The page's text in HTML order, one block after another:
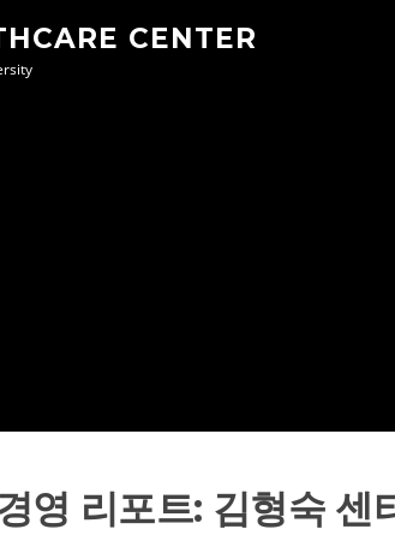
CENTER
영 리포트: 김형숙 센